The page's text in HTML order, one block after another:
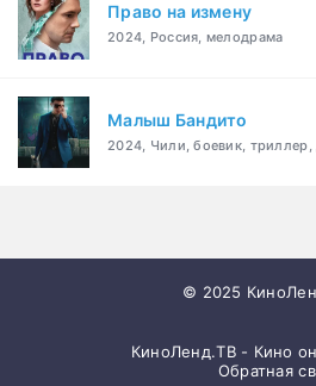
Право на измену
2024, Россия, мелодрама
Малыш Бандито
2024, Чили, боевик,
© 2025
КиноЛенд.ТВ - Кино
Обратная